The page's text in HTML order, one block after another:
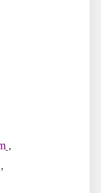
,
,